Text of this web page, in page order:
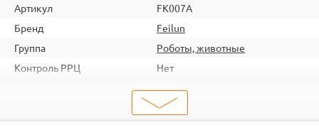
Артикул
FK007A
Бренд
Feilun
Группа
Роботы, животные
Контроль РРЦ
Нет
12
8